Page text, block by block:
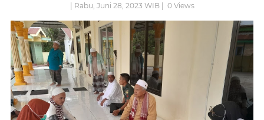
| Rabu, Juni 28, 2023 WIB | 0Views